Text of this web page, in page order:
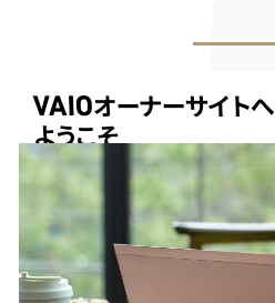
VAIOオーナーサイトへ
ようこそ